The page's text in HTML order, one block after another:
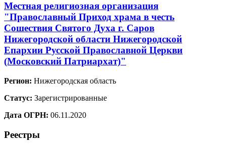
Местная религиозная организация
"Православный Приход храма в честь
Сошествия Святого Духа г. Саров
Нижегородской области Нижегородской
Епархии Русской Православной Церкви
(Московский Патриархат)"
Регион: Нижегородская область
Статус: Зарегистрированные
Дата ОГРН: 06.11.2020
Реестры